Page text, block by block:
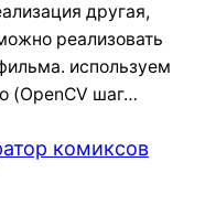
другая,
реализовать
используем
(OpenCV шаг…
комиксов